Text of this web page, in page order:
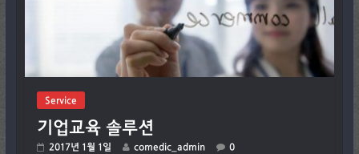
Service
기업교육 솔루션
2017년 1월 1일 comedic_admin 0